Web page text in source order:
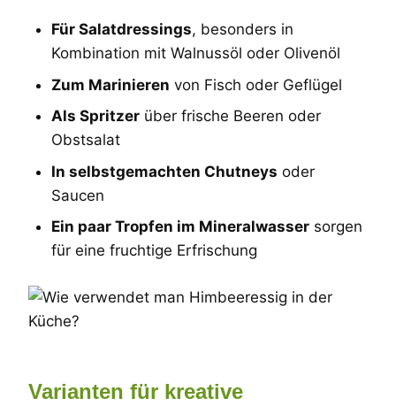
Für Salatdressings, besonders in
Kombination mit Walnussöl oder Olivenöl
Zum Marinieren von Fisch oder Geflügel
Als Spritzerüber frische Beeren oder
Obstsalat
In selbstgemachten Chutneys oder
Saucen
Ein paar Tropfen im Mineralwassersorgen
für eine fruchtige Erfrischung
Varianten für kreative